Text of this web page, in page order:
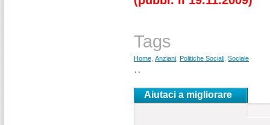
Tags
Home Anziani Politiche Sociali Sociale
..
Aiutaci a migliorare